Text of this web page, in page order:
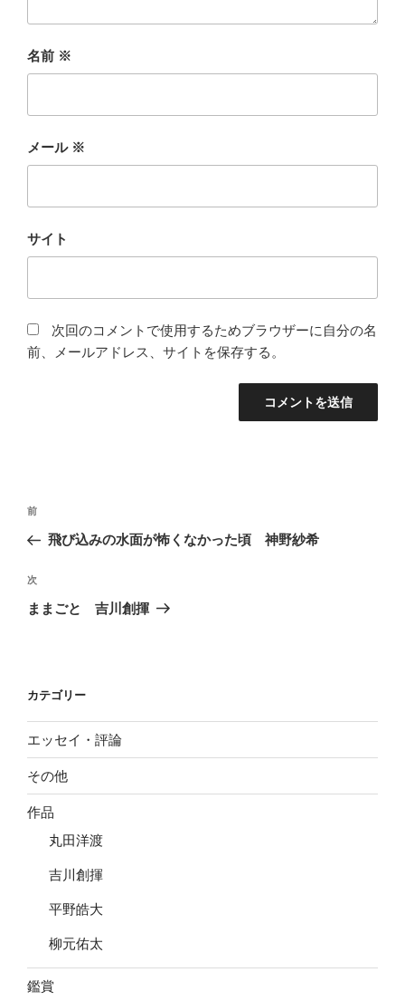
名前 ※
メール ※
サイト
次回のコメントで使用するためブラウザーに自分の名
前、メールアドレス、サイトを保存する。
投
ナ
ビ
ゲ
ン
前
の
稿
前
飛び込みの水面が怖くなかった頃 神野紗希
次
の
次
ままごと 吉川創揮
カテゴリー
エッセイ・評論
その他
作品
丸田洋渡
吉川創揮
平野皓大
柳元佑太
鑑賞